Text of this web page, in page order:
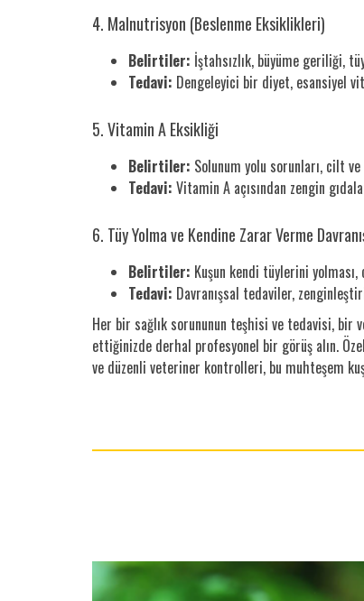
4. Malnutrisyon (Beslenme Eksiklikleri)
Belirtiler: İştahsızlık, büyüme geriliği,
Tedavi: Dengeleyici bir diyet, esansiyel
5. Vitamin A Eksikliği
Belirtiler: Solunum yolu sorunları, cilt
Tedavi: Vitamin A açısından zengin
6. Tüy Yolma ve Kendine Zarar Verme
Belirtiler: Kuşun kendi tüylerini
Tedavi: Davranışsal tedaviler,
Her bir sağlık sorununun teşhisi ve tedavisi, bir
ettiğinizde derhal profesyonel bir görüş alın.
ve düzenli veteriner kontrolleri, bu muhteşem